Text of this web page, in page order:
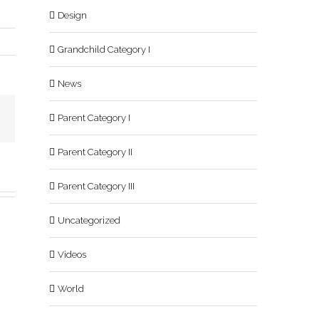
Design
Grandchild Category I
News
Parent Category I
Parent Category II
Parent Category III
Uncategorized
Videos
World